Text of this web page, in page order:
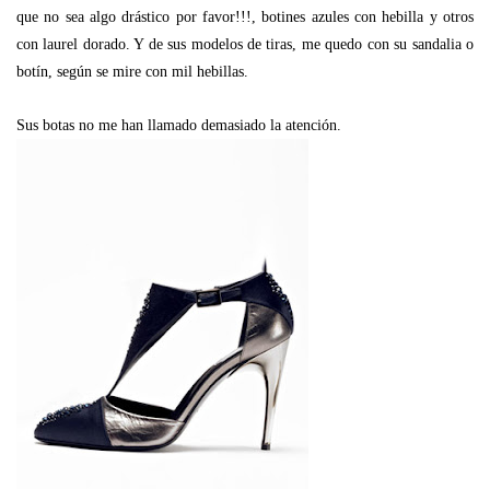
que no sea algo drástico por favor!!!, botines azules con hebilla y otros
con laurel dorado. Y de sus modelos de tiras, me quedo con su sandalia o
botín, según se mire con mil hebillas.
Sus botas no me han llamado demasiado la atención.